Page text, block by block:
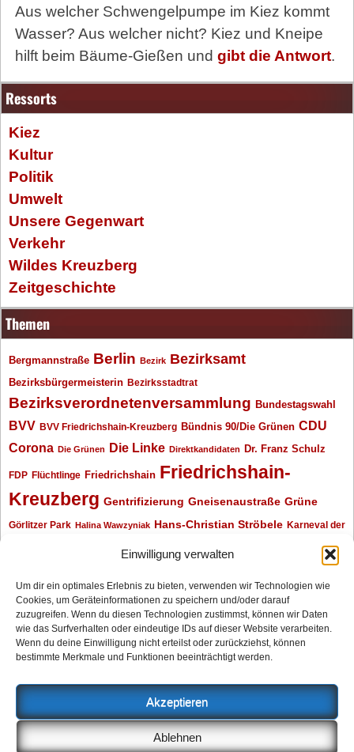
Einwilligung verwalten
Um dir ein optimales Erlebnis zu bieten, verwenden wir Technologien wie
Cookies, um Geräteinformationen zu speichern und/oder darauf
zuzugreifen. Wenn du diesen Technologien zustimmst, können wir Daten
wie das Surfverhalten oder eindeutige IDs auf dieser Website verarbeiten.
Wenn du deine Einwilligung nicht erteilst oder zurückziehst, können
bestimmte Merkmale und Funktionen beeinträchtigt werden.
Akzeptieren
Ablehnen
Aus welcher Schwengelpumpe im Kiez kommt
Wasser? Aus welcher nicht? Kiez und Kneipe
hilft beim Bäume-Gießen und gibt die Antwort.
Ressorts
Kiez
Kultur
Politik
Umwelt
Unsere Gegenwart
Verkehr
Wildes Kreuzberg
Zeitgeschichte
Themen
Bergmannstraße Berlin Bezirk Bezirksamt
Bezirksbürgermeisterin Bezirksstadtrat
Bezirksverordnetenversammlung Bundestagswahl
BVV BVV Friedrichshain-Kreuzberg Bündnis 90/Die Grünen CDU
Corona Die Grünen Die Linke Direktkandidaten Dr. Franz Schulz
FDP Flüchtlinge Friedrichshain Friedrichshain-
Kreuzberg Gentrifizierung Gneisenaustraße Grüne
Görlitzer Park Halina Wawzyniak Hans-Christian Ströbele Karneval der
Klaus Wowereit
Neukölln Oliver Nöll Oranienplatz Piraten Piratenpartei Polizeimeldungen
Redaktionsgespräch Senat SPD
Archiv
Archiv
Impressum
Datenschutzerklärung